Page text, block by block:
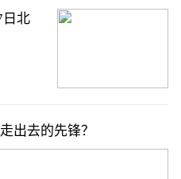
日北
出去的先锋？